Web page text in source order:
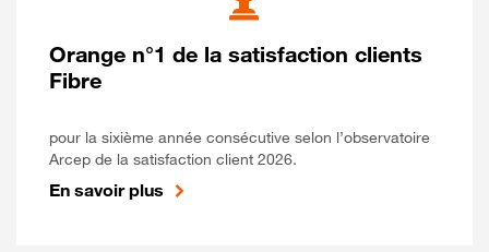
Orange n°1 de la satisfaction clients
Fibre
pour la sixième année consécutive selon l’observatoire
Arcep de la satisfaction client 2026.
En savoir plus